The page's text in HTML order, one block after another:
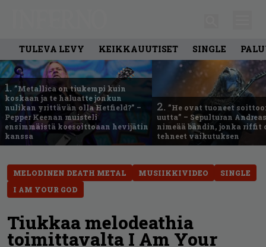
TULEVA LEVY KEIKKAUUTISET SINGLE
1. ”Metallica on tiukempi kuin
koskaan ja te haluatte jonkun
nulikan yrittävän olla Hetfield?” –
Pepper Keenan muisteli
ensimmäistä koesoittoaan hevijätin
kanssa
2. ”He ovat tuoneet
uutta” – Sepulturan
nimeää bändin, jonka riffit
tehneet vaikutuksen
MELODINEN DEATH METAL MUSIIKKIVIDEO
SINGLE
I AM YOUR GOD
Tiukkaa melodeathia
toimittavalta I Am Your